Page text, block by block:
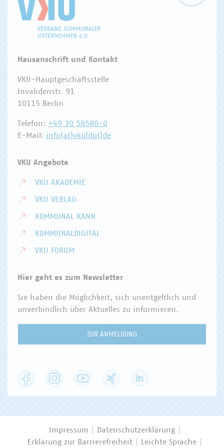
Hausanschrift und Kontakt
VKU-Hauptgeschäftsstelle
Invalidenstr. 91
10115 Berlin
Telefon: +49 30 58580-0
E-Mail: info(at)vku(dot)de
VKU Angebote
VKU AKADEMIE
VKU VERLAG
KOMMUNAL KANN
KOMMUNALDIGITAL
VKU FORUM
Hier geht es zum Newsletter
Sie haben die Möglichkeit, sich unentgeltlich und
unverbindlich über Aktuelles zu informieren.
ZUR ANMELDUNG
Facebook Instagram YouTube
Impressum
Datenschutzerklärung
Erklärung zur Barrierefreiheit
Leichte Sprache